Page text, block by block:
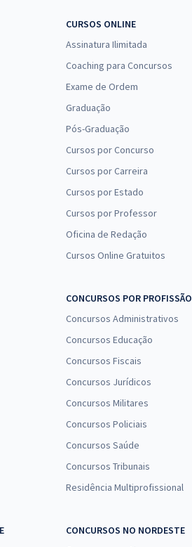
CURSOS ONLINE
Assinatura Ilimitada
Coaching para Concursos
Exame de Ordem
Graduação
Pós-Graduação
Cursos por Concurso
Cursos por Carreira
Cursos por Estado
Cursos por Professor
Oficina de Redação
Cursos Online Gratuitos
CONCURSOS POR PROFISSÃO
Concursos Administrativos
Concursos Educação
Concursos Fiscais
Concursos Jurídicos
Concursos Militares
Concursos Policiais
Concursos Saúde
Concursos Tribunais
Residência Multiprofissional
CONCURSOS NO NORDESTE